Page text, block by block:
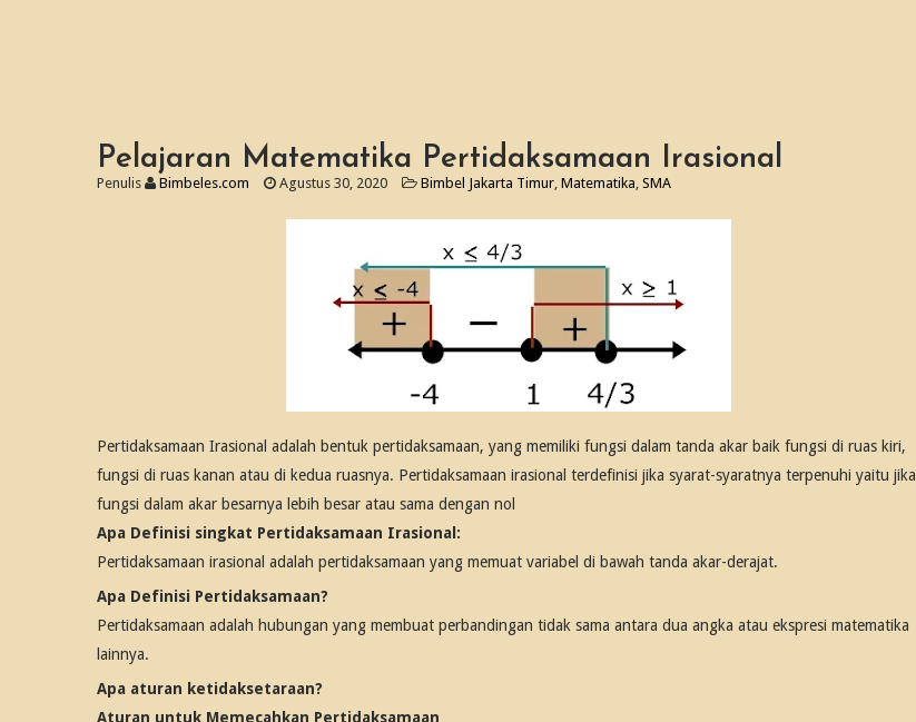
Pelajaran Matematika Pertidaksamaan Irasional
Penulis Bimbeles.com Agustus 30, 2020 Bimbel Jakarta Timur, Matematika, SMA
Pertidaksamaan Irasional adalah bentuk pertidaksamaan, yang memiliki fungsi dalam tanda akar baik fungsi di ruas kiri,
fungsi di ruas kanan atau di kedua ruasnya. Pertidaksamaan irasional terdefinisi jika syarat-syaratnya terpenuhi yaitu jika
fungsi dalam akar besarnya lebih besar atau sama dengan nol
Apa Definisi singkat Pertidaksamaan Irasional:
Pertidaksamaan irasional adalah pertidaksamaan yang memuat variabel di bawah tanda akar-derajat.
Apa Definisi Pertidaksamaan?
Pertidaksamaan adalah hubungan yang membuat perbandingan tidak sama antara dua angka atau ekspresi matematika
lainnya.
Apa aturan ketidaksetaraan?
Aturan untuk Memecahkan Pertidaksamaan